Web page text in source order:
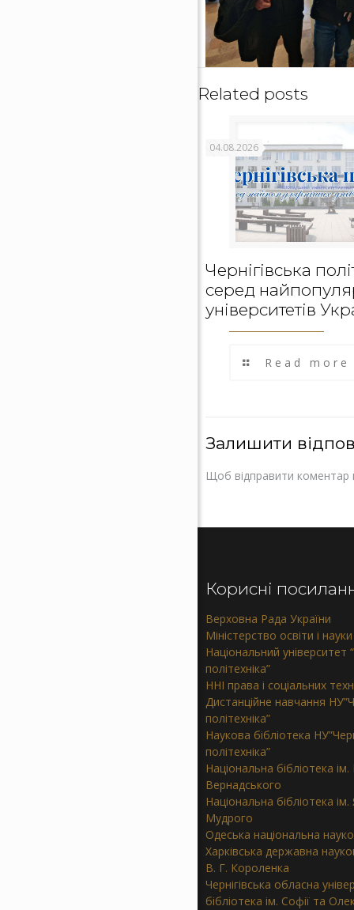
Related posts
04.08.2026
Чернігівська
серед
університетів
Read more
Залишити
Щоб відправити коментар
Корисні
Верховна Рада України
Міністерство освіти і
Національний університет
політехніка”
ННІ права і соціальних
Дистанційне навчання
політехніка”
Наукова бібліотека
політехніка”
Національна бібліотека ім.
Вернадського
Національна бібліотека
Мудрого
Одеська національна
Харківська державна
В. Г. Короленка
Чернігівська обласна
бібліотека ім. Софії та